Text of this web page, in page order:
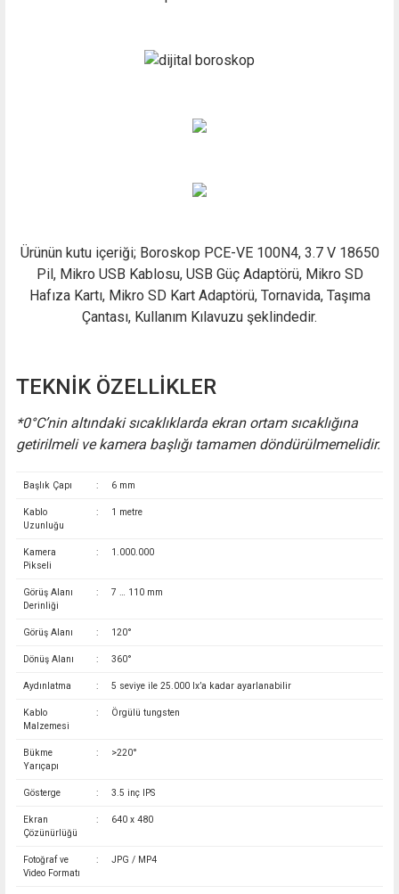
Ürünün kutu içeriği; Boroskop PCE-VE 100N4, 3.7 V 18650
Pil, Mikro USB Kablosu, USB Güç Adaptörü, Mikro SD
Hafıza Kartı, Mikro SD Kart Adaptörü, Tornavida, Taşıma
Çantası, Kullanım Kılavuzu şeklindedir.
TEKNİK ÖZELLİKLER
*0°C’nin altındaki sıcaklıklarda ekran ortam sıcaklığına
getirilmeli ve kamera başlığı tamamen döndürülmemelidir.
Başlık Çapı : 6 mm
Kablo
Uzunluğu
: 1 metre
Kamera
Pikseli
: 1.000.000
Görüş Alanı
Derinliği
: 7 … 110 mm
Görüş Alanı : 120°
Dönüş Alanı : 360°
Aydınlatma : 5 seviye ile 25.000 lx’a kadar ayarlanabilir
Kablo
Malzemesi
: Örgülü tungsten
Bükme
Yarıçapı
: >220°
Gösterge : 3.5 inç IPS
Ekran
Çözünürlüğü
: 640 x 480
Fotoğraf ve
Video Formatı
: JPG / MP4